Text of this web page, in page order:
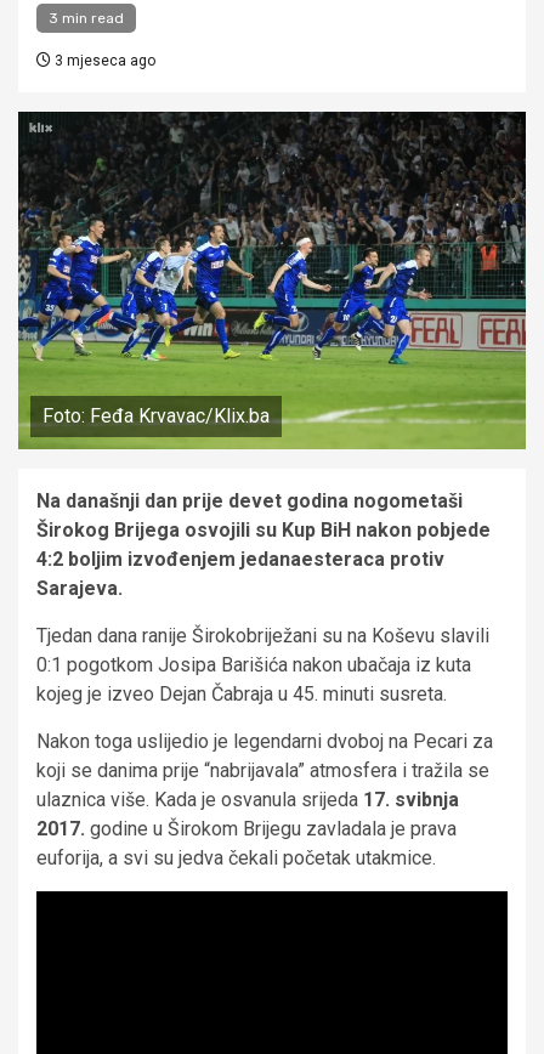
3 min read
3 mjeseca ago
Foto: Feđa Krvavac/Klix.ba
Na današnji dan prije devet godina nogometaši
Širokog Brijega osvojili su Kup BiH nakon pobjede
4:2 boljim izvođenjem jedanaesteraca protiv
Sarajeva.
Tjedan dana ranije Širokobriježani su na Koševu slavili
0:1 pogotkom Josipa Barišića nakon ubačaja iz kuta
kojeg je izveo Dejan Čabraja u 45. minuti susreta.
Nakon toga uslijedio je legendarni dvoboj na Pecari za
koji se danima prije “nabrijavala” atmosfera i tražila se
ulaznica više. Kada je osvanula srijeda 17. svibnja
2017. godine u Širokom Brijegu zavladala je prava
euforija, a svi su jedva čekali početak utakmice.